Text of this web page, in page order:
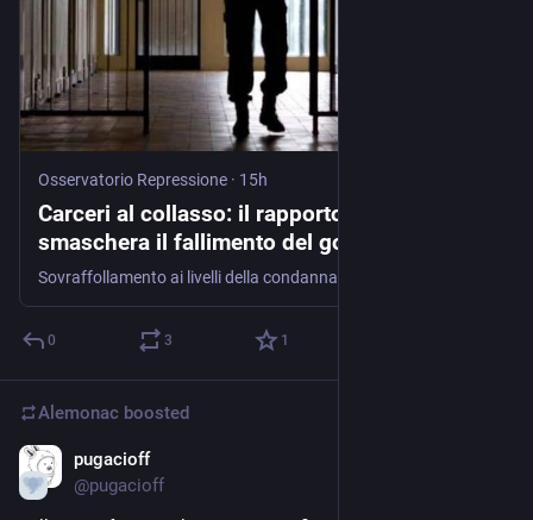
Osservatorio Repressione · 15h
Carceri al collasso: il rapporto Antigone
smaschera il fallimento del governo Meloni
0 3 1
Alemonac boosted
pugacioff
@pugacioff